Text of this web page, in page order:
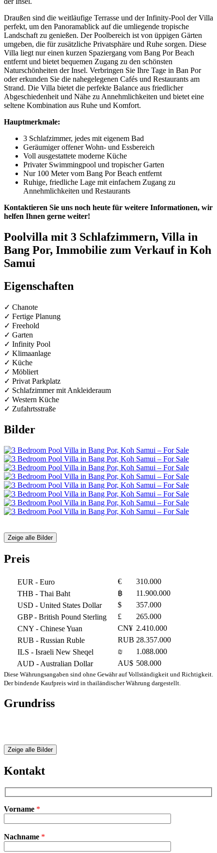
Draußen sind die weitläufige Terrasse und der Infinity-Pool der Villa
perfekt, um den Panoramablick auf die umliegende tropische
Landschaft zu genießen. Der Poolbereich ist von üppigen Gärten
umgeben, die für zusätzliche Privatsphäre und Ruhe sorgen. Diese
Villa liegt nur einen kurzen Spaziergang vom Bang Por Beach
entfernt und bietet bequemen Zugang zu den schönsten
Naturschönheiten der Insel. Verbringen Sie Ihre Tage in Ban Por
oder erkunden Sie die nahegelegenen Cafés und Restaurants am
Strand. Die Villa bietet die perfekte Balance aus friedlicher
Abgeschiedenheit und Nähe zu Annehmlichkeiten und bietet eine
seltene Kombination aus Ruhe und Komfort.
Hauptmerkmale:
3 Schlafzimmer, jedes mit eigenem Bad
Geräumiger offener Wohn- und Essbereich
Voll ausgestattete moderne Küche
Privater Swimmingpool und tropischer Garten
Nur 100 Meter vom Bang Por Beach entfernt
Ruhige, friedliche Lage mit einfachem Zugang zu
Annehmlichkeiten und Restaurants
Kontaktieren Sie uns noch heute für weitere Informationen, wir
helfen Ihnen gerne weiter!
Poolvilla mit 3 Schlafzimmern, Villa in
Bang Por, Immobilie zum Verkauf in Koh
Samui
Eigenschaften
✓ Chanote
✓ Fertige Planung
✓ Freehold
✓ Garten
✓ Infinity Pool
✓ Klimaanlage
✓ Küche
✓ Möbliert
✓ Privat Parkplatz
✓ Schlafzimmer mit Ankleideraum
✓ Western Küche
✓ Zufahrtsstraße
Bilder
Zeige alle Bilder
Preis
EUR - Euro €
310.000
THB - Thai Baht ฿
11.900.000
USD - United States Dollar $
357.000
GBP- British Pound Sterling £
265.000
CNY - Chinese Yuan CN¥ 2.410.000
RUB - Russian Ruble RUB 28.357.000
ILS - Israeli New Sheqel ₪
1.088.000
AUD - Australian Dollar AU$ 508.000
Diese Währungsangaben sind ohne Gewähr auf Vollständigkeit und Richtigkeit.
Der bindende Kaufpreis wird in thailändischer Währung dargestellt.
Grundriss
Zeige alle Bilder
Kontakt
Vorname *
lasse
Nachname *